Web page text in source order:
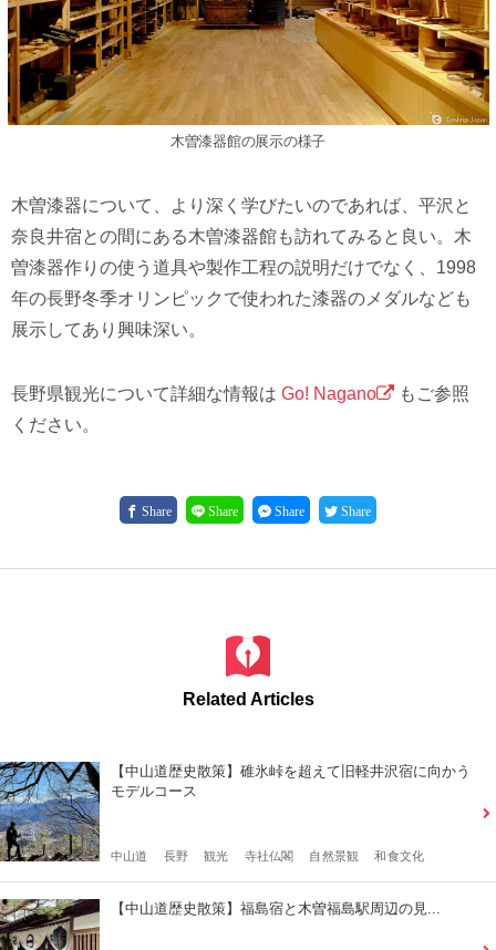
木曽漆器館の展示の様子
木曽漆器について、より深く学びたいのであれば、平沢と
奈良井宿との間にある木曽漆器館も訪れてみると良い。木
曽漆器作りの使う道具や製作工程の説明だけでなく、1998
年の長野冬季オリンピックで使われた漆器のメダルなども
展示してあり興味深い。
長野県観光について詳細な情報は Go! Nagano
もご参照
ください。
Share Share Share Share
Related Articles
【中山道歴史散策】碓氷峠を超えて旧軽井沢宿に向かう
モデルコース
中山道 長野 観光 寺社仏閣 自然景観 和食文化
【中山道歴史散策】福島宿と木曽福島駅周辺の見...